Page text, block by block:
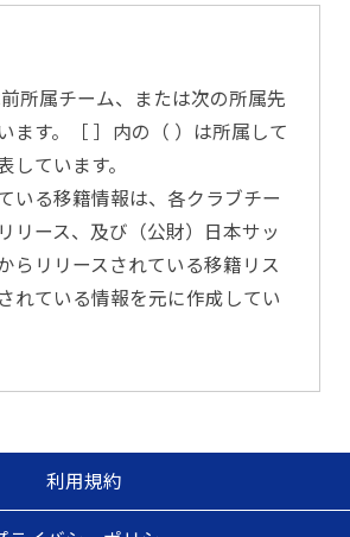
前所属チーム、または次の所属先
ます。［ ］内の（ ）は所属して
しています。
いる移籍情報は、各クラブチー
リース、及び（公財）日本サッ
らリリースされている移籍リス
れている情報を元に作成してい
利用規約